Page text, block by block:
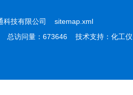
科技有限公司 sitemap.xml
总访问量：673646 技术支持： 化工仪